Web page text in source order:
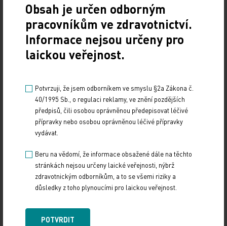
Doporučené
19. světový kongres Controversies in Neurology
(CONy)
19. světový kongres Controversies in Neurology (CONy)
se bude konat v termínu 20.–22. března 2025 v Praze.
17. 12. 2024
Obsah je určen odborným
pracovníkům ve zdravotnictví.
Informace nejsou určeny pro
laickou veřejnost.
Potvrzuji, že jsem odborníkem ve smyslu §2a Zákona č.
40/1995 Sb., o regulaci reklamy, ve znění pozdějších
předpisů, čili osobou oprávněnou předepisovat léčivé
přípravky nebo osobou oprávněnou léčivé přípravky
vydávat.
Beru na vědomí, že informace obsažené dále na těchto
stránkách nejsou určeny laické veřejnosti, nýbrž
zdravotnickým odborníkům, a to se všemi riziky a
důsledky z toho plynoucími pro laickou veřejnost.
POTVRDIT